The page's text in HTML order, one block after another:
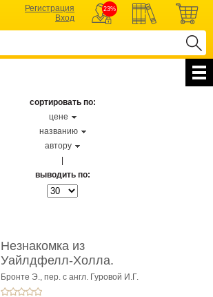
Регистрация
Вход
23%
сортировать по:
цене
названию
автору
выводить по:
Незнакомка из
Уайлдфелл-Холла.
Роман (Серия «Р� ...
Бронте Э., пер. с англ. Гуровой И.Г.